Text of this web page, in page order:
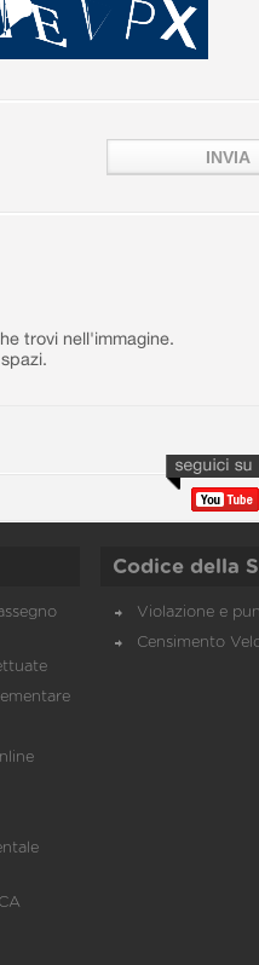
trovi nell'immagine.
Codice della
Violazione e
Censimento